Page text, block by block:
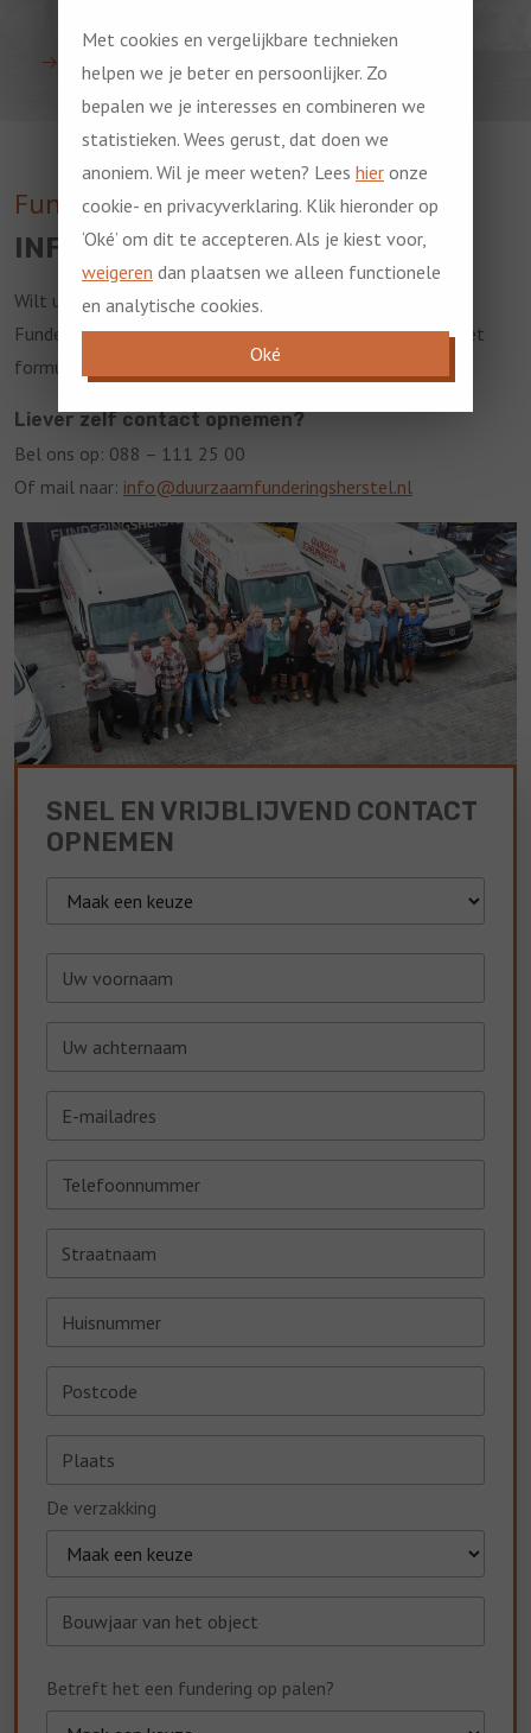
Bekijk alle projecten
Funderingsherstel
INFORMATIE AANVRAAG
Wilt u uw verzakking laten herstellen door Duurzaam
Funderingsherstel? Of heeft u aanvullende vragen? Vul het
formulier in en wij nemen z.s.m. contact met u op.
Liever zelf contact opnemen?
Bel ons op: 088 – 111 25 00
Of mail naar: info@duurzaamfunderingsherstel.nl
SNEL EN VRIJBLIJVEND CONTACT
OPNEMEN
De verzakking
Betreft het een fundering op palen?
Met cookies en vergelijkbare technieken
helpen we je beter en persoonlijker. Zo
bepalen we je interesses en combineren we
statistieken. Wees gerust, dat doen we
anoniem. Wil je meer weten? Lees hier onze
cookie- en privacyverklaring. Klik hieronder op
‘Oké’ om dit te accepteren. Als je kiest voor,
weigeren dan plaatsen we alleen functionele
en analytische cookies.
Oké